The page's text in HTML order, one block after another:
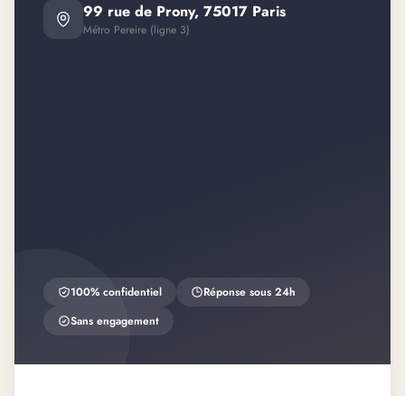
99 rue de Prony, 75017 Paris
Métro Pereire (ligne 3)
100% confidentiel
Réponse sous 24h
Sans engagement